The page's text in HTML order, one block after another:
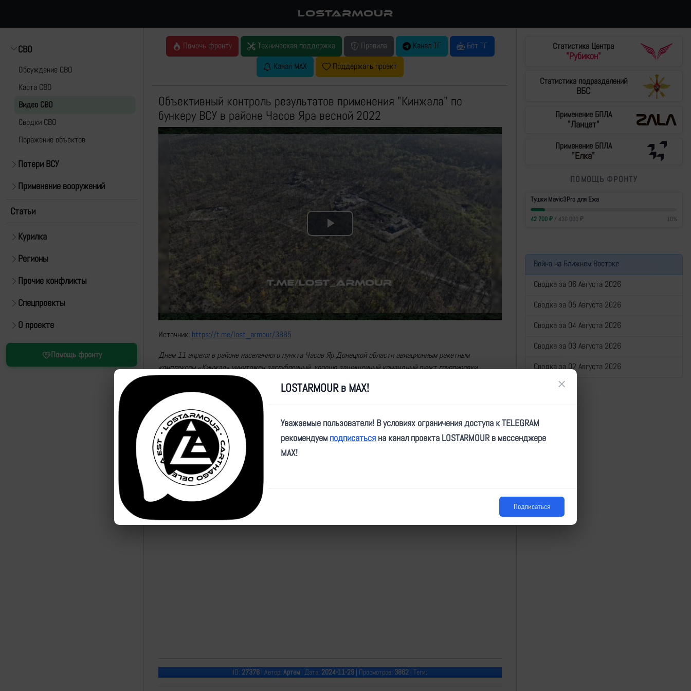
LOSTARMOUR
СВО
Обсуждение СВО
Карта СВО
Видео СВО
Cводки СВО
Поражение объектов
Потери ВСУ
Применение вооружений
Статьи
Курилка
Регионы
Прочие конфликты
Спецпроекты
О проекте
Помощь фронту
Помочь фронту Техническая поддержка Правила Канал ТГ
Бот ТГ
Канал MAX
Поддержать проект
Объективный контроль результатов применения "Кинжала" по
бункеру ВСУ в районе Часов Яра весной 2022
Play
Video
Источник: https://t.me/lost_armour/3885
Днем 11 апреля в районе населенного пункта Часов Яр Донецкой области авиационным ракетным
комплексом «Кинжал» уничтожен заглубленный, хорошо защищенный командный пункт группировки
украинских войск на Донбассе.
https://t.me/mod_russia/14247
ID: 27376 | Автор: Артем | Дата: 2024-11-29 | Просмотров: 3862 | Теги:
Статистика Центра
"Рубикон"
Статистика подразделений
ВБС
Применение БПЛА
"Ланцет"
Применение БПЛА
"Елка"
ПОМОЩЬ ФРОНТУ
Тушки Mavic3Pro для Ежа
42 700₽/ 430 000 ₽ 10%
Война на Ближнем Востоке
Сводка за 06 Августа 2026
Сводка за 05 Августа 2026
Сводка за 04 Августа 2026
Сводка за 03 Августа 2026
Сводка за 02 Августа 2026
LOSTARMOUR в MAX! ×
Уважаемые пользователи! В условиях ограничения доступа к TELEGRAM
рекомендуем подписаться на канал проекта LOSTARMOUR в мессенджере
MAX!
Подписаться